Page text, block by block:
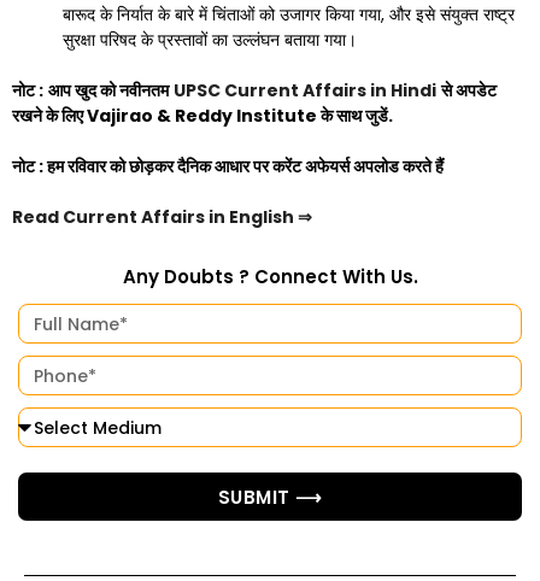
बारूद के निर्यात के बारे में चिंताओं को उजागर किया गया, और इसे संयुक्त राष्ट्र
सुरक्षा परिषद के प्रस्तावों का उल्लंघन बताया गया।
नोट : आप खुद को नवीनतम UPSC Current Affairs in Hindi से अपडेट
रखने के लिएVajirao & Reddy Instituteके साथ जुडें.
नोट :हम रविवार को छोड़कर दैनिक आधार पर करेंट अफेयर्स अपलोड करते हैं
Read Current Affairs in English ⇒
Any Doubts ? Connect With Us.
SUBMIT ⟶